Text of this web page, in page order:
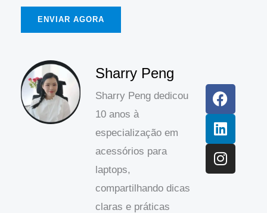
ENVIAR AGORA
Sharry Peng
Sharry Peng dedicou
10 anos à
especialização em
acessórios para
laptops,
compartilhando dicas
claras e práticas
a
c
e
b
o
o
k
i
n
k
e
d
I
n
n
s
t
a
g
r
a